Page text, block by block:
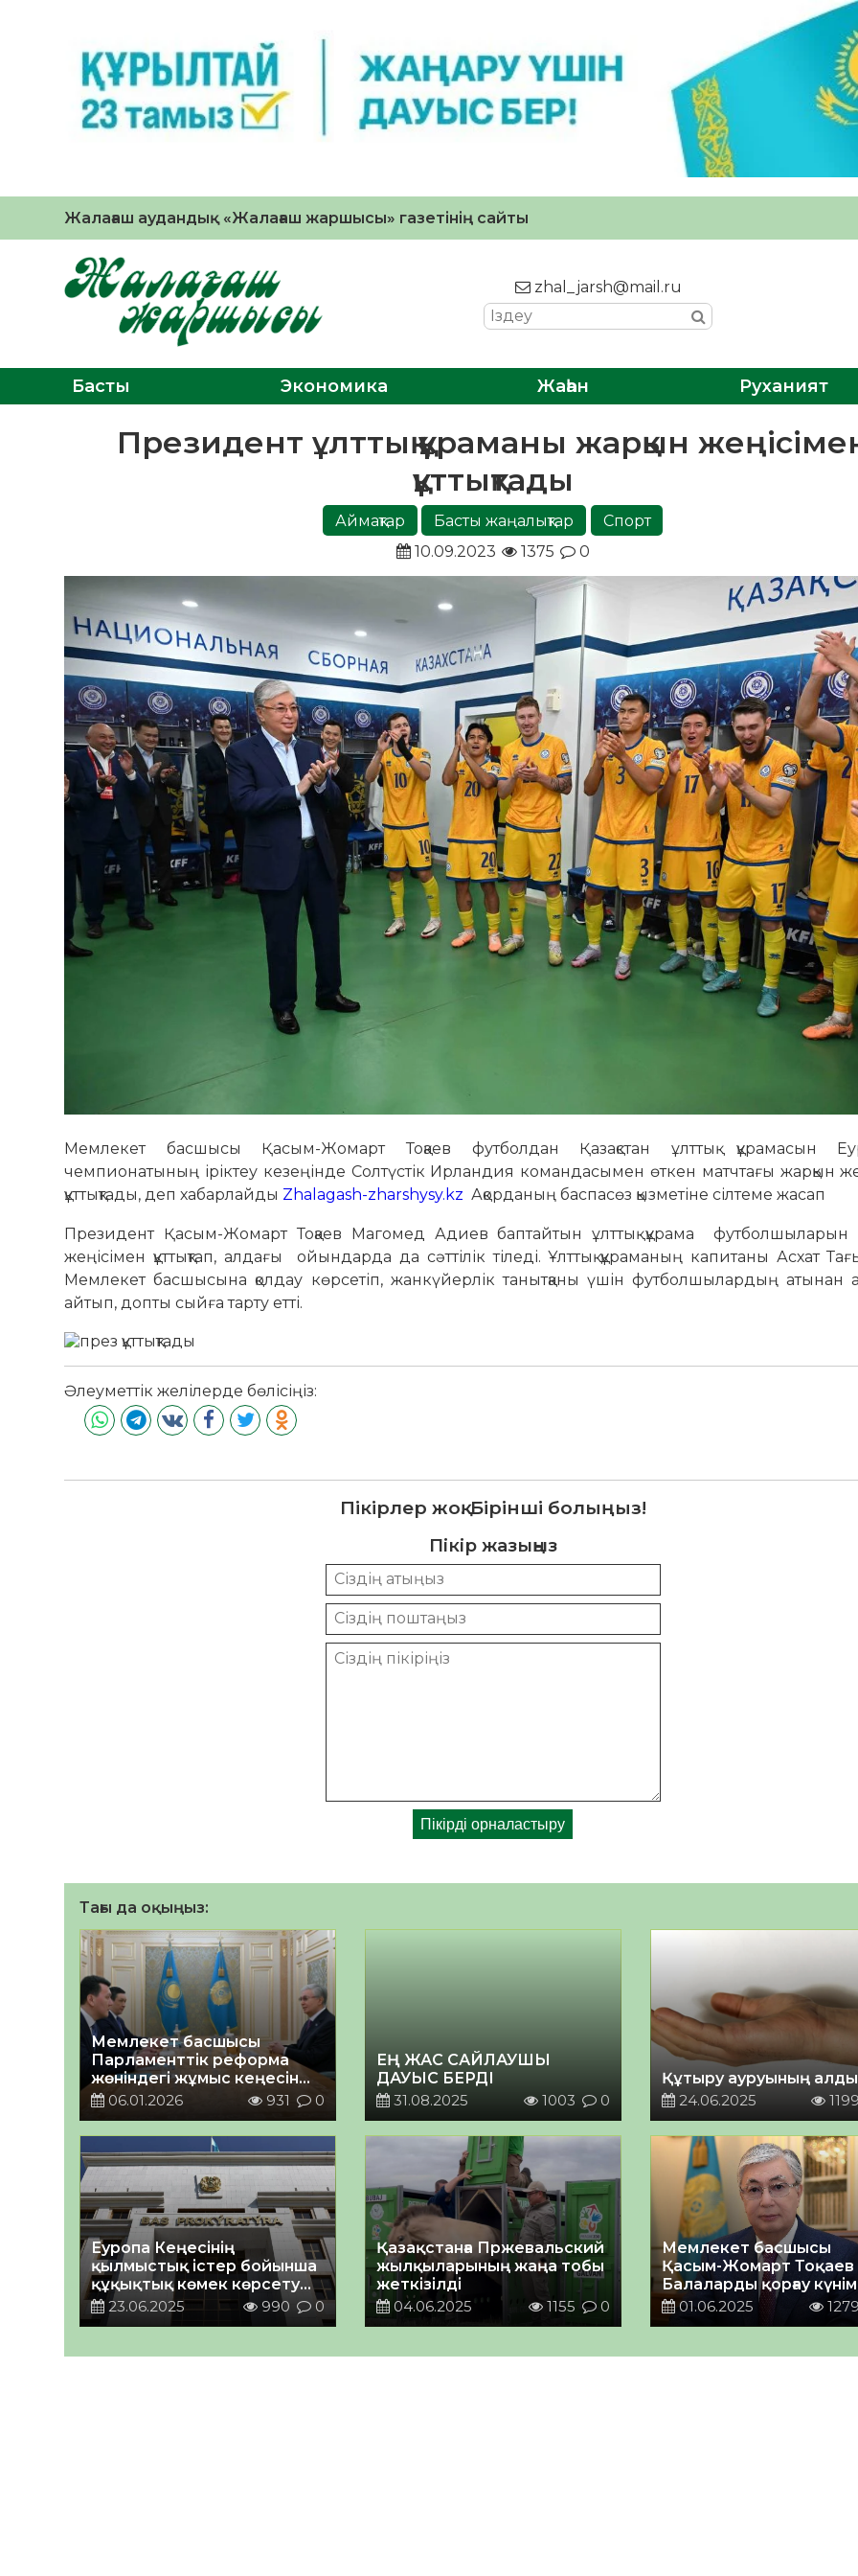
Жалағаш аудандық «Жалағаш жаршысы» газетінің сайты
zhal_jarsh@mail.ru
Басты Экономика Жаһан Руханият
Президент ұлттық құраманы жарқын
құттықтады
Аймақтар Басты жаңалықтар
Спорт
10.09.2023
1375 0
Мемлекет басшысы Қасым-Жомарт Тоқаев футболдан Қазақстан ұлттық құрамасын
чемпионатының іріктеу кезеңінде Солтүстік Ирландия командасымен өткен матчтағы жарқын
құттықтады, деп хабарлайды Zhalagash-zharshysy.kz Ақорданың баспасөз қызметіне сілтеме жасап
Президент Қасым-Жомарт Тоқаев Магомед Адиев баптайтын ұлттық құрама футболшыларын
жеңісімен құттықтап, алдағы ойындарда да сәттілік тіледі. Ұлттық құраманың капитаны Асхат
Мемлекет басшысына қолдау көрсетіп, жанкүйерлік танытқаны үшін футболшылардың атынан
айтып, допты сыйға тарту етті.
Әлеуметтік желілерде бөлісіңіз:
Пікірлер жоқ. Бірінші болыңыз!
Пікір жазыңыз
Тағы да оқыңыз:
Мемлекет басшысы
Парламенттік реформа
жөніндегі жұмыс кеңесін
өткізді
06.01.2026 931 0
ЕҢ ЖАС САЙЛАУШЫ
ДАУЫС БЕРДІ
31.08.2025
1003 0
Құтыру ауруының
24.06.2025
1199
Еуропа Кеңесінің
қылмыстық істер бойынша
құқықтық көмек көрсету
туралы Конвенциясына
қосылуға шақыру туралы
23.06.2025 990 0
Қазақстанға Пржевальский
жылқыларының жаңа тобы
жеткізілді
04.06.2025
1155 0
Мемлекет басшысы
Қасым-Жомарт Тоқаев
Балаларды қорғау
құттықтады
01.06.2025 1279